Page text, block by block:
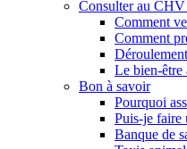
Consulter au CHV
Comment
Comment
Le bien-être
Bon à savoir
Pourquoi
Puis-je faire
Banque de